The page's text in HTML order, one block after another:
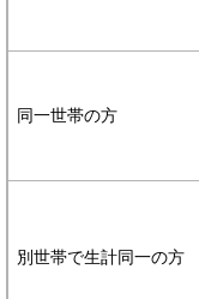
同一世帯の方
別世帯で生計同一の方